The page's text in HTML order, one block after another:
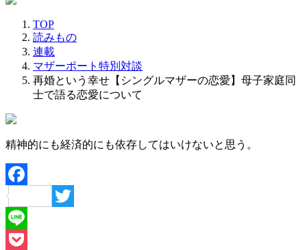
TOP
読みもの
連載
マザーポート特別対談
再婚という幸せ【シングルマザーの恋愛】母子家庭同
士で語る恋愛について
精神的にも経済的にも依存してはいけないと思う。
Facebook
Twitter
Line